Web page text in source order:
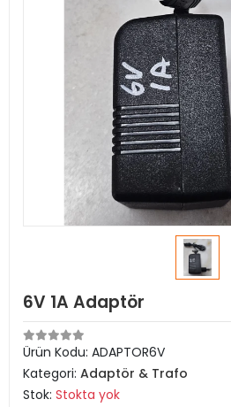
6V 1A Adaptör
Ürün Kodu: ADAPTOR6V
Kategori: Adaptör & Trafo
Stok: Stokta yok